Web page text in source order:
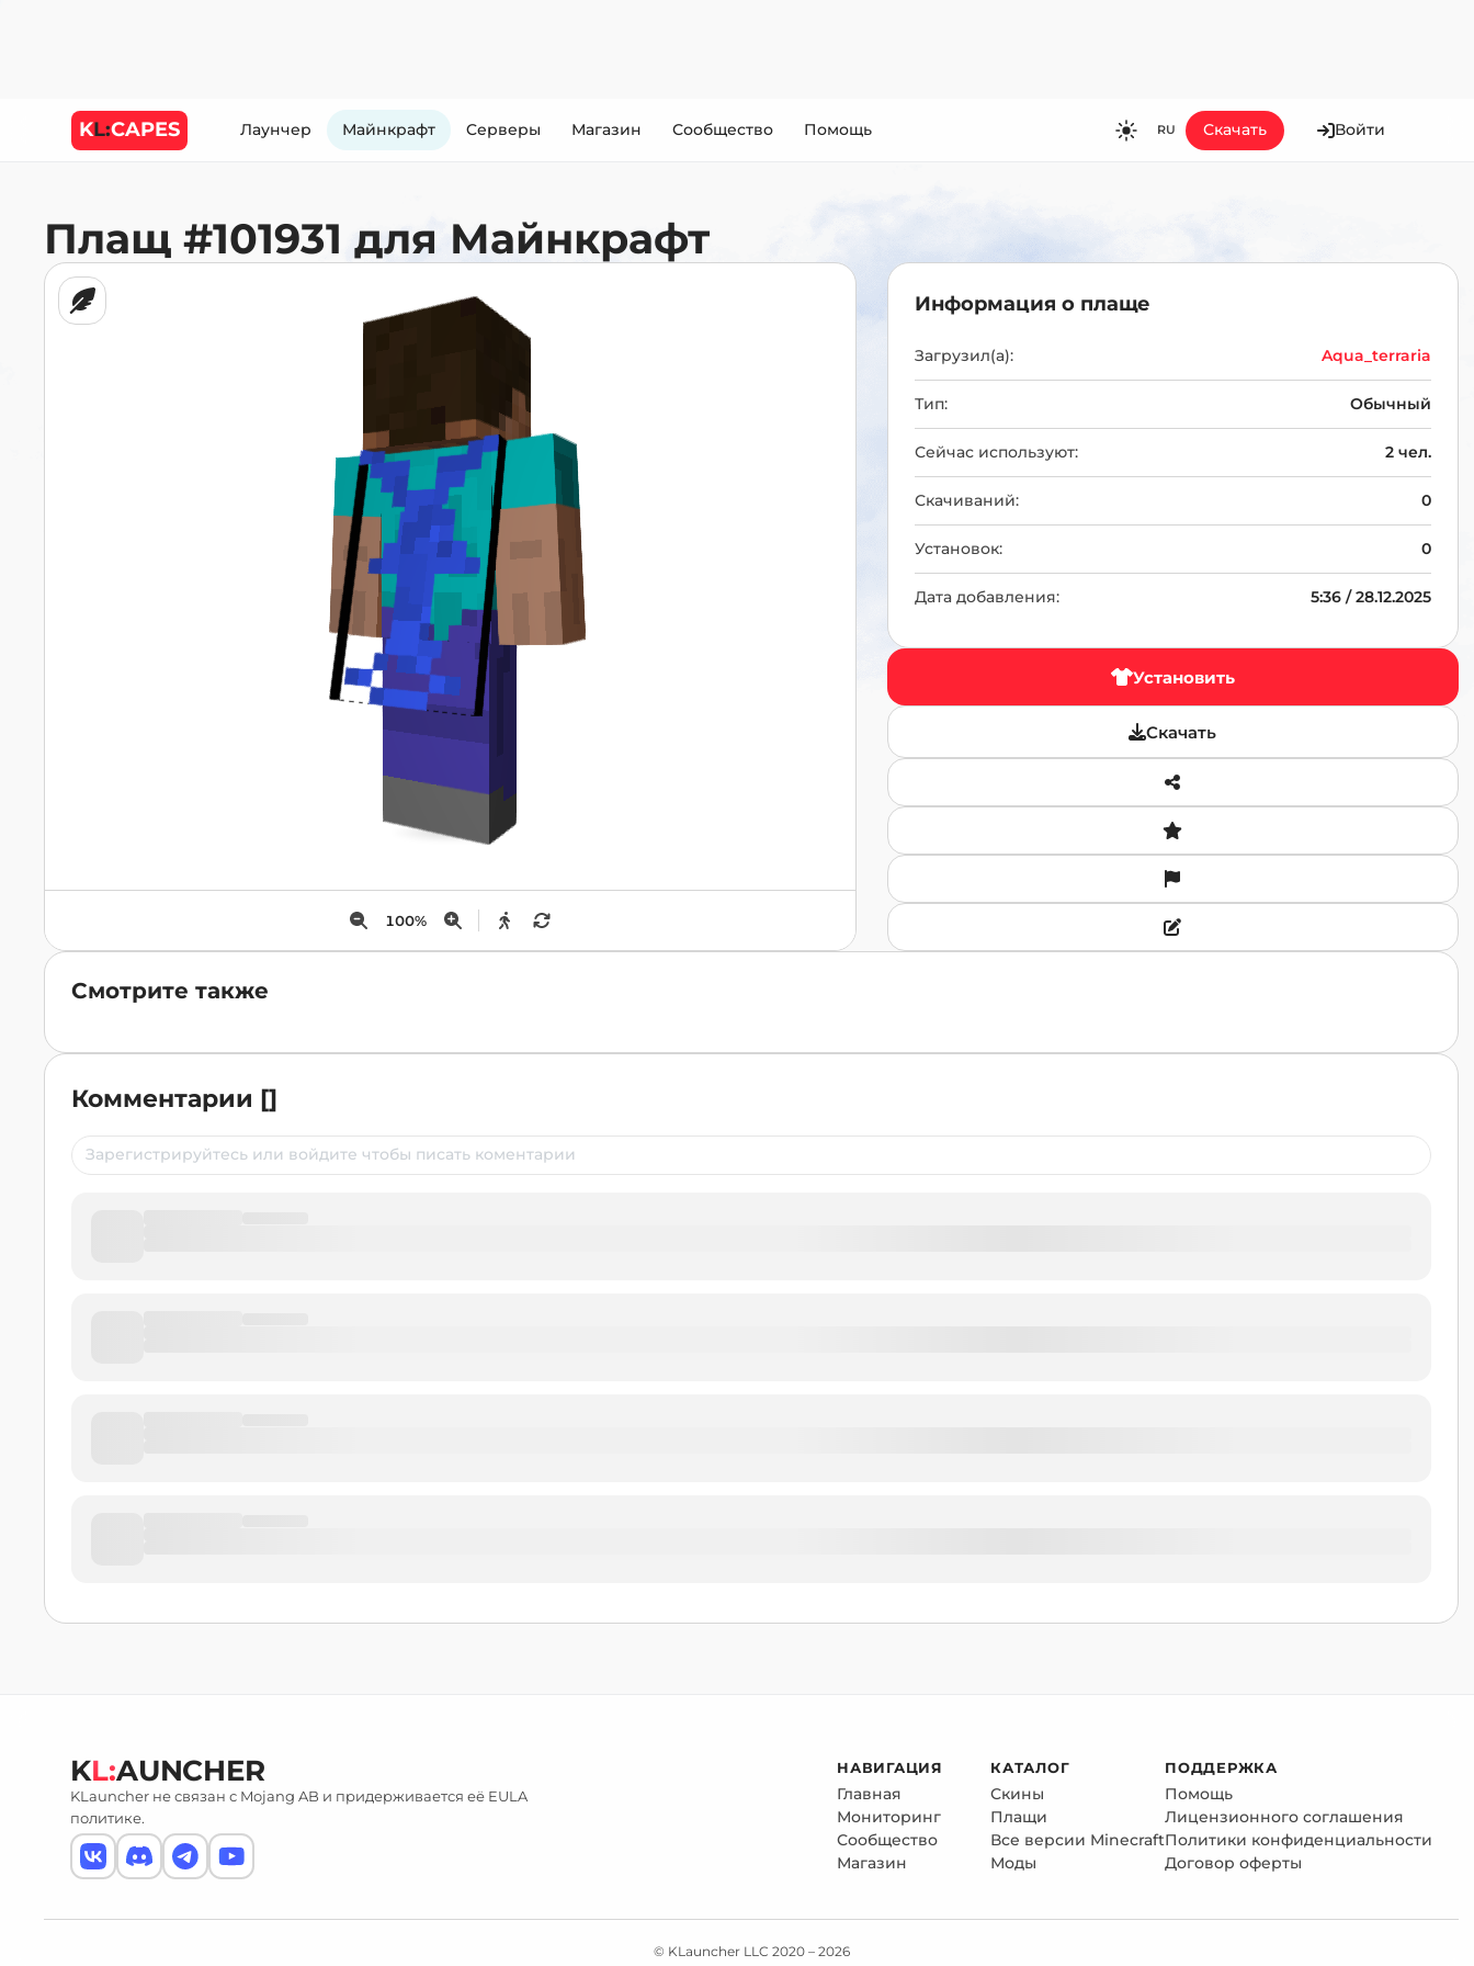
KL:CAPES Лаунчер Майнкрафт Cерверы Магазин Сообщество Помощь RU
KO
Скачать Войти
Плащ #101931 для Майнкрафт
100%
Информация о плаще
Загрузил(а): Aqua_terraria
Тип: Обычный
Сейчас используют: 2 чел.
Скачиваний: 0
Установок: 0
Дата добавления: 5:36 / 28.12.2025
Установить
Скачать
Смотрите также
Комментарии []
KL:AUNCHER
KLauncher не связан с Mojang AB и придерживается её EULA
политике.
НАВИГАЦИЯ
Главная
Мониторинг
Сообщество
Магазин
КАТАЛОГ
Скины
Плащи
Все версии Minecraft
Моды
ПОДДЕРЖКА
Помощь
Лицензионного соглашения
Политики конфиденциальности
Договор оферты
© KLauncher LLC 2020 – 2026